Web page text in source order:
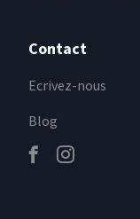
Contact
Ecrivez-nous
Blog